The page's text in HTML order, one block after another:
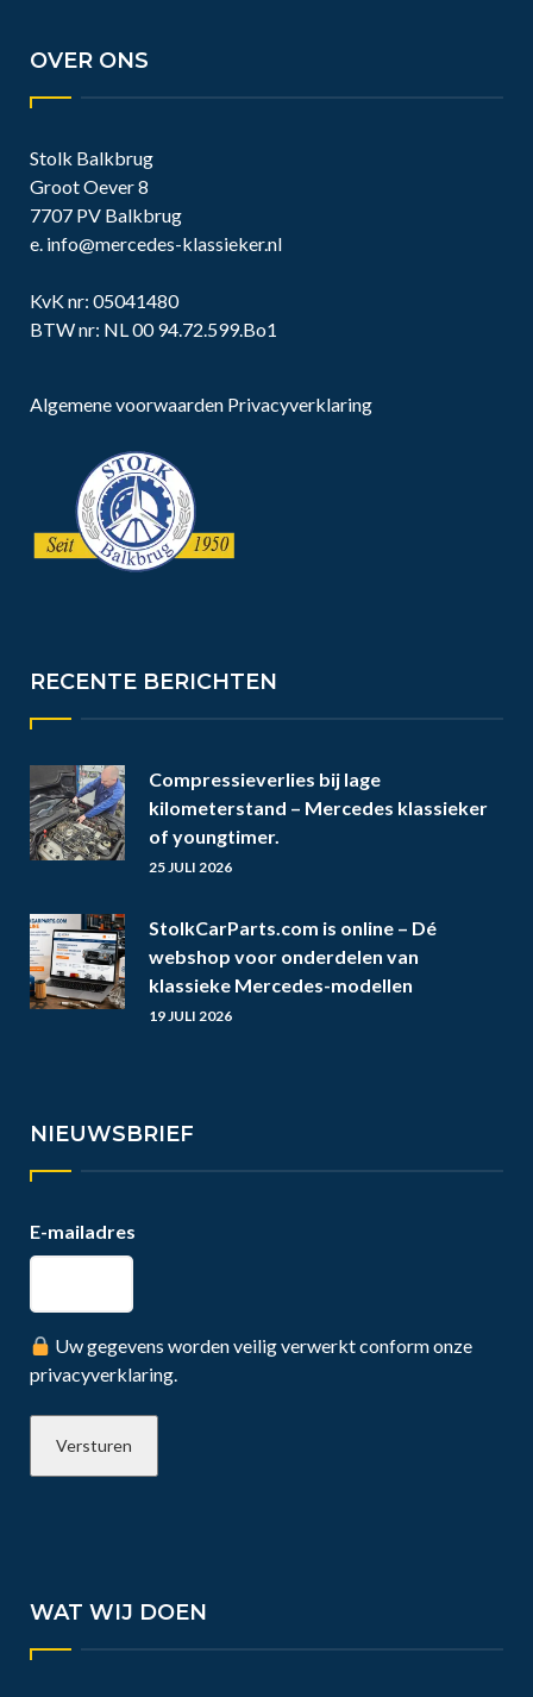
OVER ONS
Stolk Balkbrug
Groot Oever 8
7707 PV Balkbrug
e. info@mercedes-klassieker.nl
KvK nr: 05041480
BTW nr: NL 00 94.72.599.Bo1
Algemene voorwaarden Privacyverklaring
RECENTE BERICHTEN
Compressieverlies bij lage
kilometerstand – Mercedes klassieker
of youngtimer.
25 JULI 2026
StolkCarParts.com is online – Dé
webshop voor onderdelen van
klassieke Mercedes-modellen
19 JULI 2026
NIEUWSBRIEF
E-mailadres
Uw gegevens worden veilig verwerkt conform onze
privacyverklaring.
WAT WIJ DOEN